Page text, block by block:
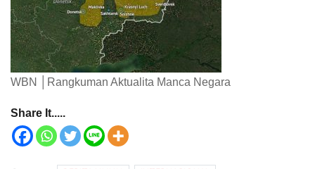
WBN │Rangkuman Aktualita Manca Negara
Share It.....